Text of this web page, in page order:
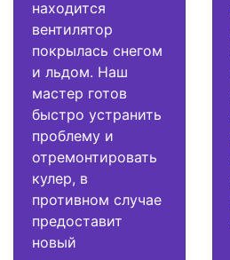
находится
вентилятор
покрылась снегом
и льдом. Наш
мастер готов
быстро устранить
проблему и
отремонтировать
кулер, в
противном случае
предоставит
новый